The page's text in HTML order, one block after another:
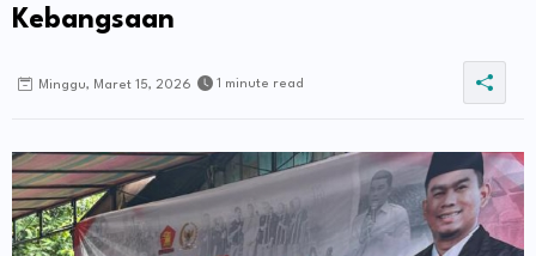
Kebangsaan
Minggu, Maret 15, 2026 1 minute read